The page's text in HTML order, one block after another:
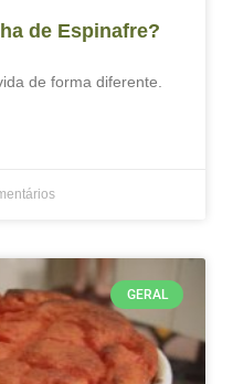
de Espinafre?
de forma diferente.
GERAL